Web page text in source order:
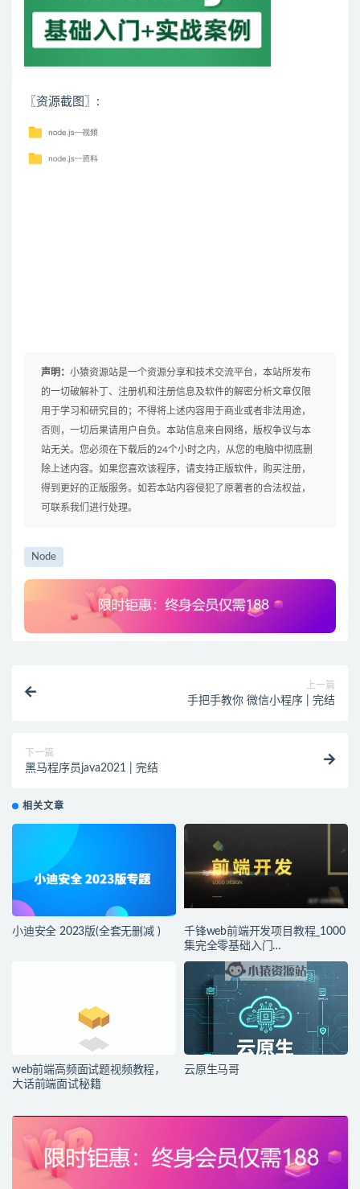
〖资源截图〗:
声明： 小猿资源站是一个资源分享和技术交流平台，本站所发布
的一切破解补丁、注册机和注册信息及软件的解密分析文章仅限
用于学习和研究目的；不得将上述内容用于商业或者非法用途，
否则，一切后果请用户自负。本站信息来自网络，版权争议与本
站无关。您必须在下载后的24个小时之内，从您的电脑中彻底删
除上述内容。如果您喜欢该程序，请支持正版软件，购买注册，
得到更好的正版服务。如若本站内容侵犯了原著者的合法权益，
可联系我们进行处理。
Node
上一篇
手把手教你 微信小程序 | 完结
下一篇
黑马程序员java2021 | 完结
相关文章
小迪安全 2023版(全套无删减 )
千锋web前端开发项目教程_1000
集完全零基础入门
HTML5+CSS3+JS到精通（视频
+资料）
web前端高频面试题视频教程，
大话前端面试秘籍
云原生马哥